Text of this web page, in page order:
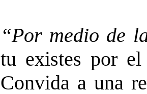
“Por medio de
tu existes por el
Convida a una